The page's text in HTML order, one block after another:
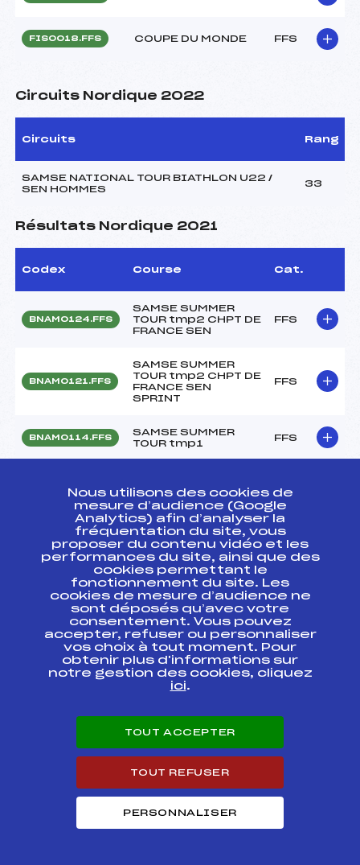
FIS0018.FFS COUPE DU MONDE FFS
Circuits Nordique 2022
Circuits Rang
SAMSE NATIONAL TOUR BIATHLON U22 /
SEN HOMMES
33
Résultats Nordique 2021
Codex Course Cat.
BNAM0124.FFS
SAMSE SUMMER
TOUR tmp2 CHPT DE
FRANCE SEN
FFS
BNAM0121.FFS
SAMSE SUMMER
TOUR tmp2 CHPT DE
FRANCE SEN
SPRINT
FFS
BNAM0114.FFS
SAMSE SUMMER
TOUR tmp1
FFS
BNAM0111.FFS
TOUR tmp1 CHPT DE
FRANCE
FFS
BNAM0103
CHAMPIONNATS DE
FRANCE ELITE
BIATHLON 2021
FFS
FIS0255.FFS COUPE DU MONDE FFS
FIS0253.FFS COUPE DU MONDE FFS
COUPE DU MONDE
RELAIS MIXTE
COUPE DU MONDE
COUPE DU MONDE
Nous utilisons des cookies de
mesure d’audience (Google
Analytics) afin d’analyser la
fréquentation du site, vous
proposer du contenu vidéo et les
performances du site, ainsi que des
cookies permettant le
fonctionnement du site. Les
cookies de mesure d’audience ne
sont déposés qu’avec votre
consentement. Vous pouvez
accepter, refuser ou personnaliser
vos choix à tout moment. Pour
obtenir plus d'informations sur
notre gestion des cookies, cliquez
ici.
TOUT ACCEPTER
TOUT REFUSER
PERSONNALISER